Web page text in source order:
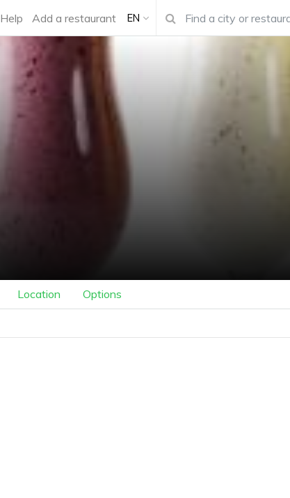
Help Add a restaurant EN
Location Options